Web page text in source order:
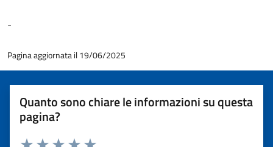
-
Pagina aggiornata il 19/06/2025
Quanto sono chiare le informazioni su questa
pagina?